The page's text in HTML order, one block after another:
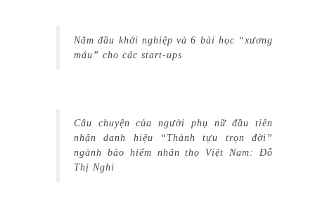
Năm đầu khởi nghiệp và 6 bài học “xương
máu” cho các start-ups
Câu chuyện của người phụ nữ đầu tiên
nhận danh hiệu “Thành tựu trọn đời”
ngành bảo hiểm nhân thọ Việt Nam: Đỗ
Thị Nghi